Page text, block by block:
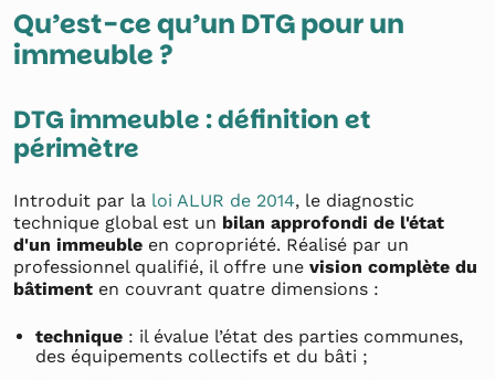
Qu’est-ce qu’un DTG pour un
immeuble ?
DTG immeuble : définition et
périmètre
Introduit par la loi ALUR de 2014, le diagnostic
technique global est un bilan approfondi de l'état
d'un immeuble en copropriété. Réalisé par un
professionnel qualifié, il offre une vision complète du
bâtiment en couvrant quatre dimensions :
technique : il évalue l’état des parties communes,
des équipements collectifs et du bâti ;